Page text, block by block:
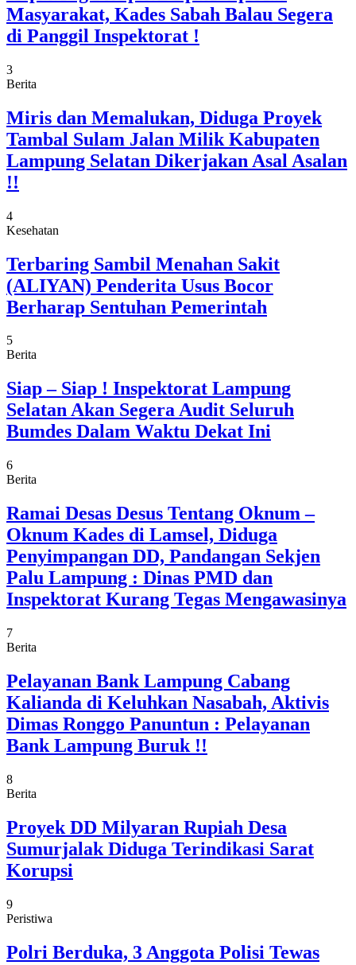
Masyarakat, Kades Sabah Balau Segera
di Panggil Inspektorat !
3
Berita
Miris dan Memalukan, Diduga Proyek
Tambal Sulam Jalan Milik Kabupaten
Lampung Selatan Dikerjakan Asal Asalan
!!
4
Kesehatan
Terbaring Sambil Menahan Sakit
(ALIYAN) Penderita Usus Bocor
Berharap Sentuhan Pemerintah
5
Berita
Siap – Siap ! Inspektorat Lampung
Selatan Akan Segera Audit Seluruh
Bumdes Dalam Waktu Dekat Ini
6
Berita
Ramai Desas Desus Tentang Oknum –
Oknum Kades di Lamsel, Diduga
Penyimpangan DD, Pandangan Sekjen
Palu Lampung : Dinas PMD dan
Inspektorat Kurang Tegas Mengawasinya
7
Berita
Pelayanan Bank Lampung Cabang
Kalianda di Keluhkan Nasabah, Aktivis
Dimas Ronggo Panuntun : Pelayanan
Bank Lampung Buruk !!
8
Berita
Proyek DD Milyaran Rupiah Desa
Sumurjalak Diduga Terindikasi Sarat
Korupsi
9
Peristiwa
Polri Berduka, 3 Anggota Polisi Tewas